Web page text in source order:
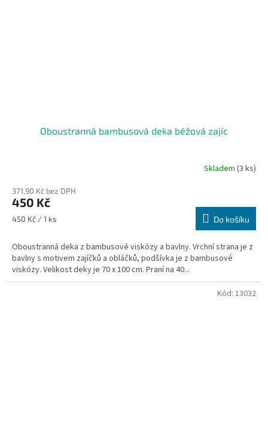
Oboustranná bambusová deka béžová zajíc
Skladem (3 ks)
371,90 Kč bez DPH
450 Kč
Měrná
450 Kč / 1 ks Do košíku
Oboustranná deka z bambusové viskózy a bavlny. Vrchní strana je z
bavlny s motivem zajíčků a obláčků, podšívka je z bambusové
viskózy. Velikost deky je 70 x 100 cm. Praní na 40...
Kód: 13032